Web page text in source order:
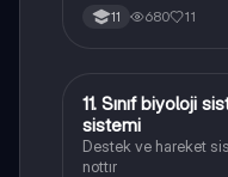
11 680 11
Biyoloji
11. Sınıf biyoloji
sistemi
Destek ve hareket
nottır